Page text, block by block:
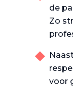
de
Zo
voor